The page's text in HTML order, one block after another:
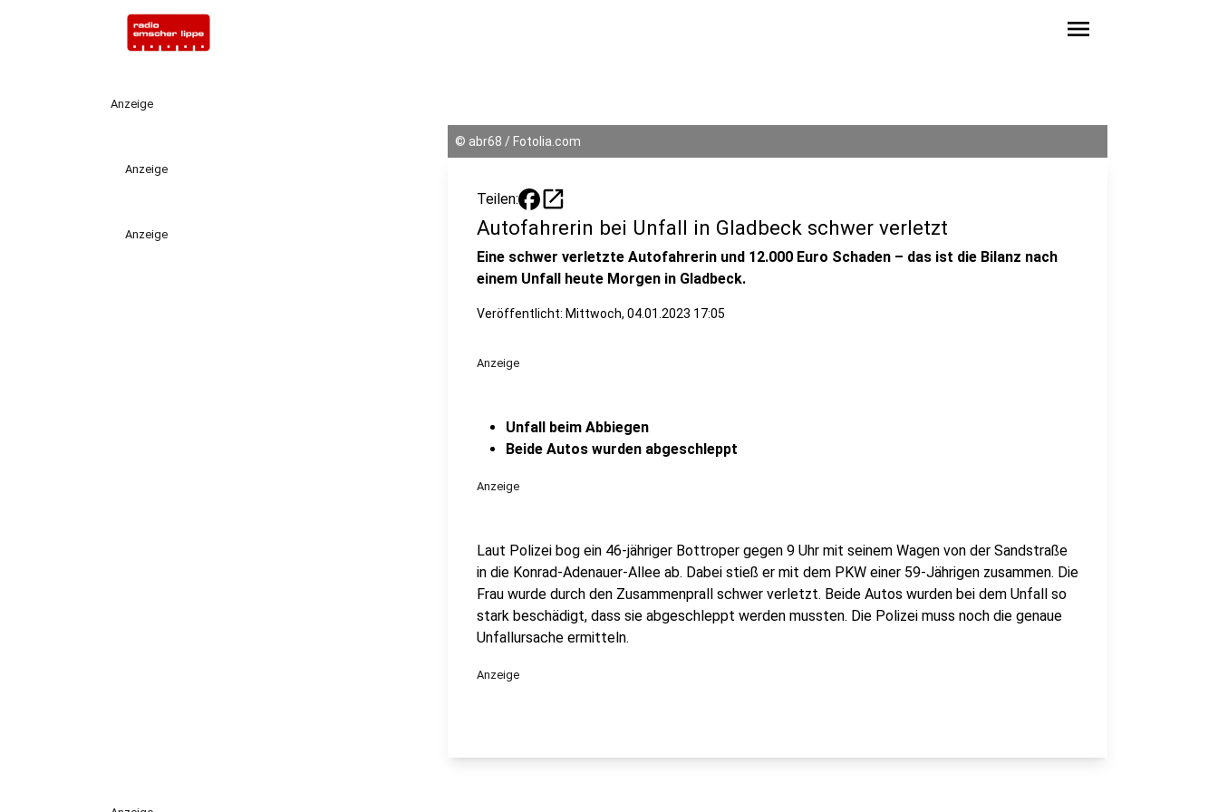
menu
Anzeige
Anzeige
Anzeige
© abr68 / Fotolia.com
Teilen: open_in_new
Autofahrerin bei Unfall in Gladbeck schwer verletzt
Eine schwer verletzte Autofahrerin und 12.000 Euro Schaden – das ist die Bilanz nach
einem Unfall heute Morgen in Gladbeck.
Veröffentlicht: Mittwoch, 04.01.2023 17:05
Anzeige
Unfall beim Abbiegen
Beide Autos wurden abgeschleppt
Anzeige
Laut Polizei bog ein 46-jähriger Bottroper gegen 9 Uhr mit seinem Wagen von der Sandstraße
in die Konrad-Adenauer-Allee ab. Dabei stieß er mit dem PKW einer 59-Jährigen zusammen. Die
Frau wurde durch den Zusammenprall schwer verletzt. Beide Autos wurden bei dem Unfall so
stark beschädigt, dass sie abgeschleppt werden mussten. Die Polizei muss noch die genaue
Unfallursache ermitteln.
Anzeige